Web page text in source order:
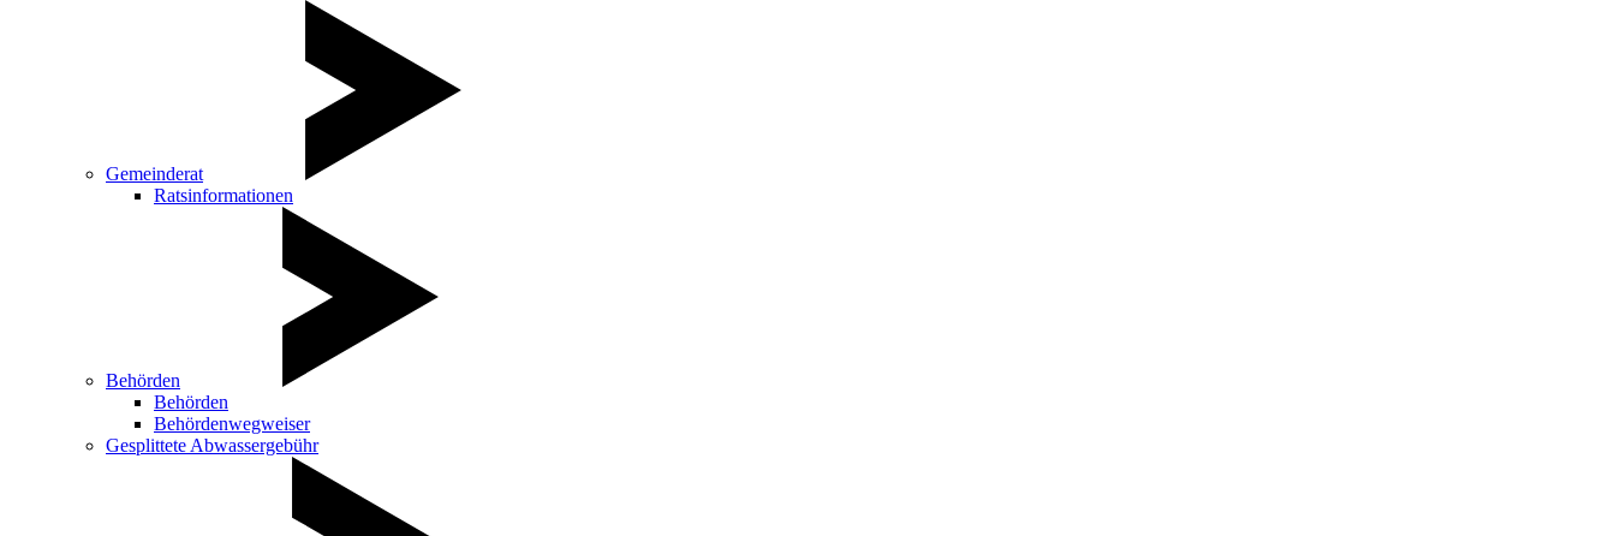
Gemeinderat
Ratsinformationen
Behörden
Behörden
Behördenwegweiser
Gesplittete Abwassergebühr